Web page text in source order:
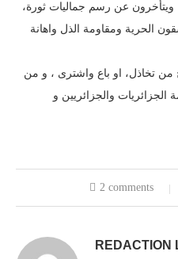
عن رسم جماليات ثورة،
الحرية ومقاومة الذل واهانة
من تخاذل، او باع واشترى ، و من
الجزائريات والجزائريين و
2 comments
REDACTION